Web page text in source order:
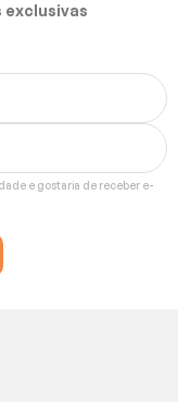
exclusivas
e gostaria de receber e-